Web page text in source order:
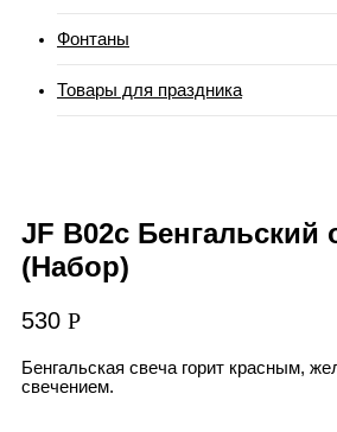
Фонтаны
Товары для праздника
JF B02c Бенгальский
(Набор)
530 Р
Бенгальская свеча горит красным,
свечением.